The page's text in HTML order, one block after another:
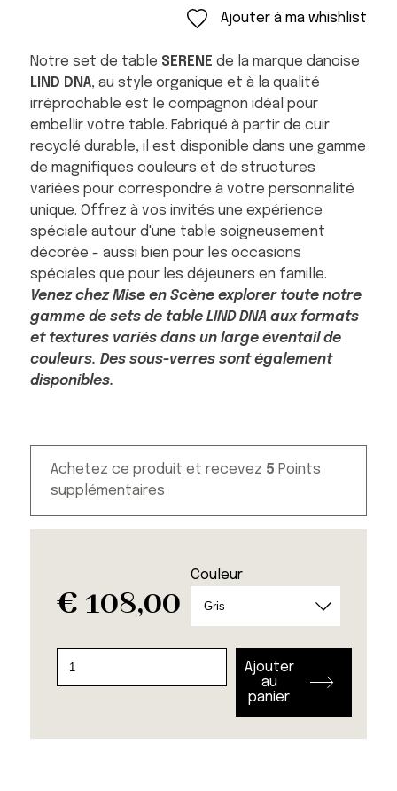
Ajouter à ma whishlist
Notre set de table SERENE de la marque danoise
LIND DNA, au style organique et à la qualité
irréprochable est le compagnon idéal pour
embellir votre table. Fabriqué à partir de cuir
recyclé durable, il est disponible dans une gamme
de magnifiques couleurs et de structures
variées pour correspondre à votre personnalité
unique. Offrez à vos invités une expérience
spéciale autour d'une table soigneusement
décorée - aussi bien pour les occasions
spéciales que pour les déjeuners en famille.
Venez chez Mise en Scène explorer toute notre
gamme de sets de table LIND DNA aux formats
et textures variés dans un large éventail de
couleurs. Des sous-verres sont également
disponibles.
Achetez ce produit et recevez 5 Points
supplémentaires
€108,00
Couleur
table
Ajouter
au
panier